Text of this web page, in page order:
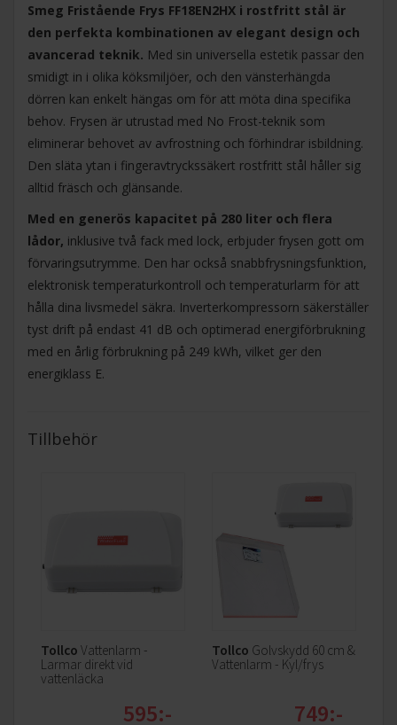
Smeg Fristående Frys FF18EN2HX i rostfritt stål är
den perfekta kombinationen av elegant design och
avancerad teknik. Med sin universella estetik passar den
smidigt in i olika köksmiljöer, och den vänsterhängda
dörren kan enkelt hängas om för att möta dina specifika
behov. Frysen är utrustad med No Frost-teknik som
eliminerar behovet av avfrostning och förhindrar isbildning.
Den släta ytan i fingeravtryckssäkert rostfritt stål håller sig
alltid fräsch och glänsande.
Med en generös kapacitet på 280 liter och flera
lådor, inklusive två fack med lock, erbjuder frysen gott om
förvaringsutrymme. Den har också snabbfrysningsfunktion,
elektronisk temperaturkontroll och temperaturlarm för att
hålla dina livsmedel säkra. Inverterkompressorn säkerställer
tyst drift på endast 41 dB och optimerad energiförbrukning
med en årlig förbrukning på 249 kWh, vilket ger den
energiklass E.
Tillbehör
Tollco Vattenlarm -
Larmar direkt vid
vattenläcka
595:-
Tollco Golvskydd 60 cm &
Vattenlarm - Kyl/frys
749:-